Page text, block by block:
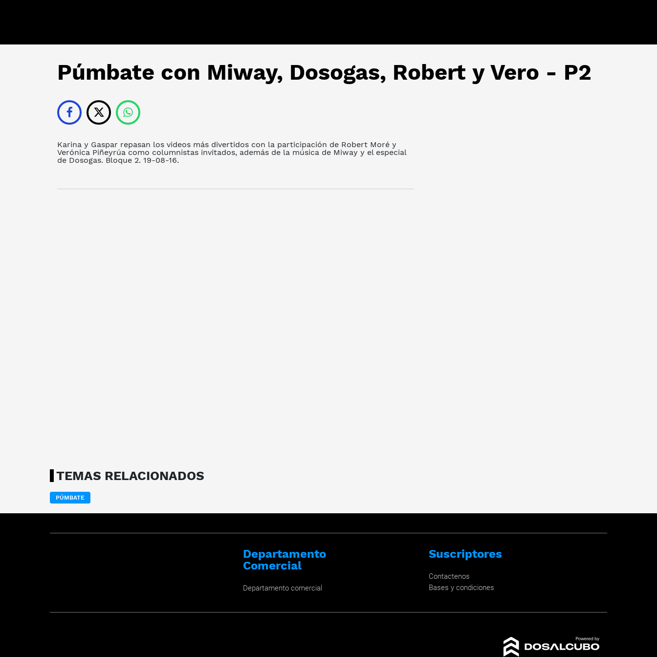
Púmbate con Miway, Dosogas, Robert y Vero - P2
Karina y Gaspar repasan los videos más divertidos con la participación de Robert Moré y
Verónica Piñeyrúa como columnistas invitados, además de la música de Miway y el especial
de Dosogas. Bloque 2. 19-08-16.
TEMAS RELACIONADOS
PÚMBATE
Departamento
Comercial
Departamento comercial
Suscriptores
Contactenos
Bases y condiciones